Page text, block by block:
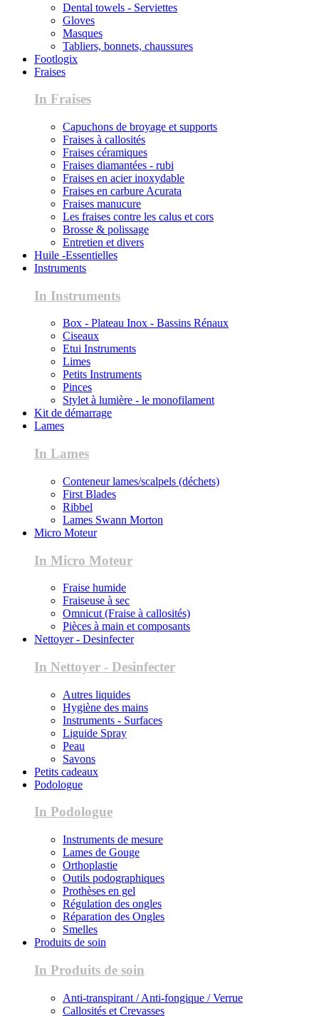
Dental towels - Serviettes
Gloves
Masques
Tabliers, bonnets, chaussures
Footlogix
Fraises
In Fraises
Capuchons de broyage et supports
Fraises à callosités
Fraises céramiques
Fraises diamantées - rubi
Fraises en acier inoxydable
Fraises en carbure Acurata
Fraises manucure
Les fraises contre les calus et cors
Brosse & polissage
Entretien et divers
Huile -Essentielles
Instruments
In Instruments
Box - Plateau Inox - Bassins Rénaux
Ciseaux
Etui Instruments
Limes
Petits Instruments
Pinces
Stylet à lumière - le monofilament
Kit de démarrage
Lames
In Lames
Conteneur lames/scalpels (déchets)
First Blades
Ribbel
Lames Swann Morton
Micro Moteur
In Micro Moteur
Fraise humide
Fraiseuse à sec
Omnicut (Fraise à callosités)
Pièces à main et composants
Nettoyer - Desinfecter
In Nettoyer - Desinfecter
Autres liquides
Hygiène des mains
Instruments - Surfaces
Liguide Spray
Peau
Savons
Petits cadeaux
Podologue
In Podologue
Instruments de mesure
Lames de Gouge
Orthoplastie
Outils podographiques
Prothèses en gel
Régulation des ongles
Réparation des Ongles
Smelles
Produits de soin
In Produits de soin
Anti-transpirant / Anti-fongique / Verrue
Callosités et Crevasses